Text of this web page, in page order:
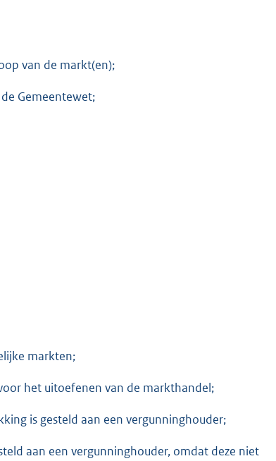
van de markt(en);
Gemeentewet;
markten;
het uitoefenen van de markthandel;
is gesteld aan een vergunninghouder;
aan een vergunninghouder, omdat deze niet